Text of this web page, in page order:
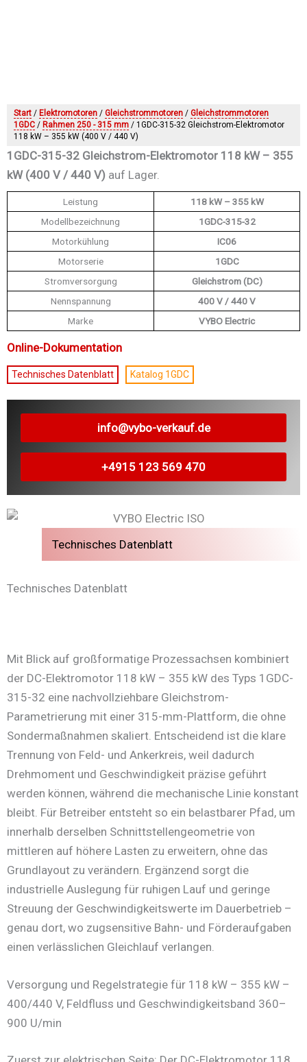
Start / Elektromotoren / Gleichstrommotoren / Gleichstrommotoren
1GDC / Rahmen 250 - 315 mm / 1GDC-315-32 Gleichstrom-Elektromotor
118 kW – 355 kW (400 V / 440 V)
1GDC-315-32 Gleichstrom-Elektromotor 118 kW – 355
kW (400 V / 440 V) auf Lager.
Leistung
118 kW – 355 kW
Modellbezeichnung
1GDC-315-32
Motorkühlung
IC06
Motorserie
1GDC
Stromversorgung
Gleichstrom (DC)
Nennspannung
400 V / 440 V
Marke
VYBO Electric
Online-Dokumentation
Technisches Datenblatt Katalog 1GDC
info@vybo-verkauf.de
+4915 123 569 470
Technisches Datenblatt
Technisches Datenblatt
Mit Blick auf großformatige Prozessachsen kombiniert
der DC-Elektromotor 118 kW – 355 kW des Typs 1GDC-
315-32 eine nachvollziehbare Gleichstrom-
Parametrierung mit einer 315-mm-Plattform, die ohne
Sondermaßnahmen skaliert. Entscheidend ist die klare
Trennung von Feld- und Ankerkreis, weil dadurch
Drehmoment und Geschwindigkeit präzise geführt
werden können, während die mechanische Linie konstant
bleibt. Für Betreiber entsteht so ein belastbarer Pfad, um
innerhalb derselben Schnittstellengeometrie von
mittleren auf höhere Lasten zu erweitern, ohne das
Grundlayout zu verändern. Ergänzend sorgt die
industrielle Auslegung für ruhigen Lauf und geringe
Streuung der Geschwindigkeitswerte im Dauerbetrieb –
genau dort, wo zugsensitive Bahn- und Förderaufgaben
einen verlässlichen Gleichlauf verlangen.
Versorgung und Regelstrategie für 118 kW – 355 kW –
400/440 V, Feldfluss und Geschwindigkeitsband 360–
900 U/min